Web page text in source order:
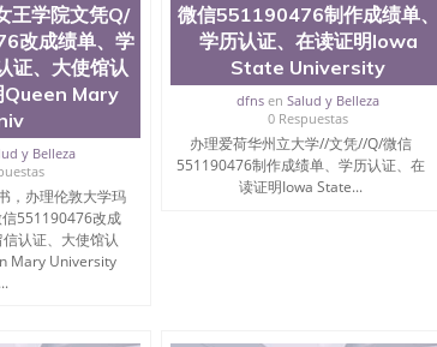
本更新信息， 能够在时间掌握的海外学历文凭的样
集到原版实物，以求达到客户的需求。 我们的优
过品质和效率不断优化，为您倾情诠释什么是高性
办理毕业证成绩单、教育部认证,录取通知
育部学历学位认证、毕业证、成绩单、文凭、学历
仿制学位证书、毕业证文凭、文凭毕业证、毕业证
员证明、留学生认证、学历认证、文凭认证学位
历、美国文凭学历、澳洲文凭学历、加拿大文凭学
圣何塞州立大学毕业证（San Jose State
）圣何塞州立大学毕业证（San Jose State
）圣何塞州立大学成绩单（ San Jose State
王学院文凭Q/
改成绩单、学
证、大使馆认
Queen Mary
y Belleza
，办理伦敦大学玛
551190476改成
认证、大使馆认
Mary University
微信551190476制作成绩单、
学历认证、在读证明Iowa
State University
dfns enSalud y Belleza
0 Respuestas
办理爱荷华州立大学//文凭//Q/微信
551190476制作成绩单、学历认证、在
读证明Iowa State...